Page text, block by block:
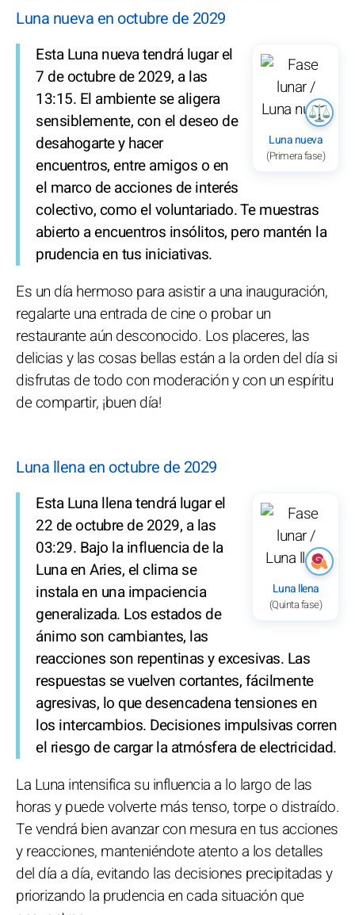
Luna nueva en octubre de 2029
Luna nueva
(Primera fase)
Esta Luna nueva tendrá lugar el
7 de octubre de 2029, a las
13:15. El ambiente se aligera
sensiblemente, con el deseo de
desahogarte y hacer
encuentros, entre amigos o en
el marco de acciones de interés
colectivo, como el voluntariado. Te muestras
abierto a encuentros insólitos, pero mantén la
prudencia en tus iniciativas.
Es un día hermoso para asistir a una inauguración,
regalarte una entrada de cine o probar un
restaurante aún desconocido. Los placeres, las
delicias y las cosas bellas están a la orden del día si
disfrutas de todo con moderación y con un espíritu
de compartir, ¡buen día!
Luna llena en octubre de 2029
Luna llena
(Quinta fase)
Esta Luna llena tendrá lugar el
22 de octubre de 2029, a las
03:29. Bajo la influencia de la
Luna en Aries, el clima se
instala en una impaciencia
generalizada. Los estados de
ánimo son cambiantes, las
reacciones son repentinas y excesivas. Las
respuestas se vuelven cortantes, fácilmente
agresivas, lo que desencadena tensiones en
los intercambios. Decisiones impulsivas corren
el riesgo de cargar la atmósfera de electricidad.
La Luna intensifica su influencia a lo largo de las
horas y puede volverte más tenso, torpe o distraído.
Te vendrá bien avanzar con mesura en tus acciones
y reacciones, manteniéndote atento a los detalles
del día a día, evitando las decisiones precipitadas y
priorizando la prudencia en cada situación que